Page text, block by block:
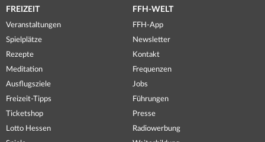
FREIZEIT
Veranstaltungen
Spielplätze
Rezepte
Meditation
Ausflugsziele
Freizeit-Tipps
Ticketshop
Lotto Hessen
FFH-WELT
FFH-App
Newsletter
Kontakt
Frequenzen
Jobs
Führungen
Presse
Radiowerbung